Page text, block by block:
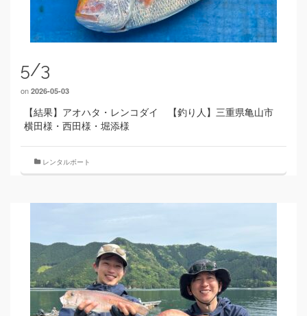
5/3
on 2026-05-03
【結果】アオハタ・レンコダイ 【釣り人】三重県亀山市
横田様・西田様・堀添様
レンタルボート